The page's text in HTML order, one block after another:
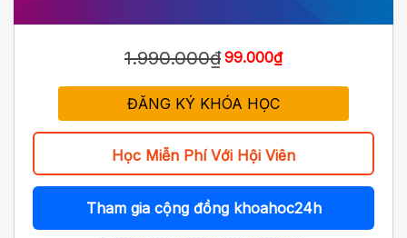
1.990.000₫ 99.000₫
ĐĂNG KÝ KHÓA HỌC
Học Miễn Phí Với Hội Viên
Tham gia cộng đồng khoahoc24h